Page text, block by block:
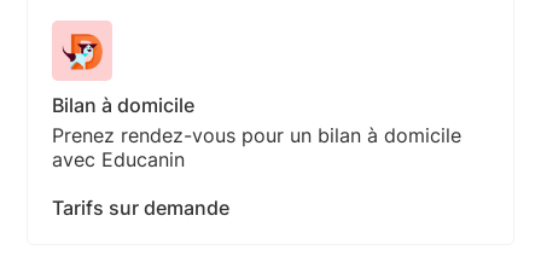
Bilan à domicile
Prenez rendez-vous pour un bilan à domicile
avec Educanin
Tarifs sur demande